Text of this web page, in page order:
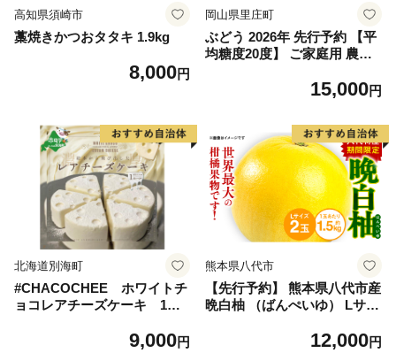
高知県須崎市
藁焼きかつおタタキ 1.9kg
8,000円
岡山県里庄町
ぶどう 2026年 先行予約 【平
均糖度20度】 ご家庭用 農家
ット 2～3房 合計約1.2kg ブ
直送 】
15,000円
北海道別海町
#CHACOCHEE ホワイトチ
ョコレアチーズケーキ 1ホ
海町,チーズ,ちーず,チーズケ
9,000円
熊本県八代市
【先行予約】 熊本県八代市産
晩白柚 （ばんぺいゆ） Lサイ
もの フルーツ おやつ 特産 熊
12,000円